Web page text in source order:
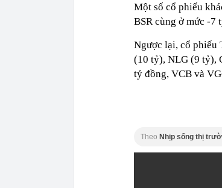
Một số cổ phiếu
BSR cùng ở mức -7
Ngược lại, cổ phiếu
(10 tỷ), NLG (9 tỷ),
tỷ đồng, VCB và
Theo Nhịp sống thị